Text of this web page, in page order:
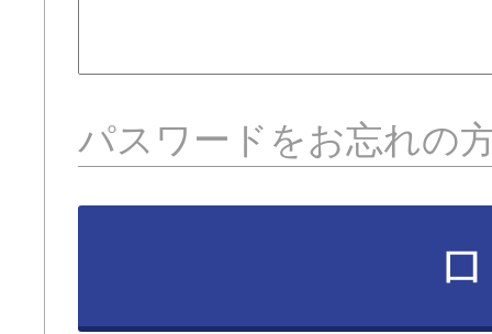
パスワードをお忘れの